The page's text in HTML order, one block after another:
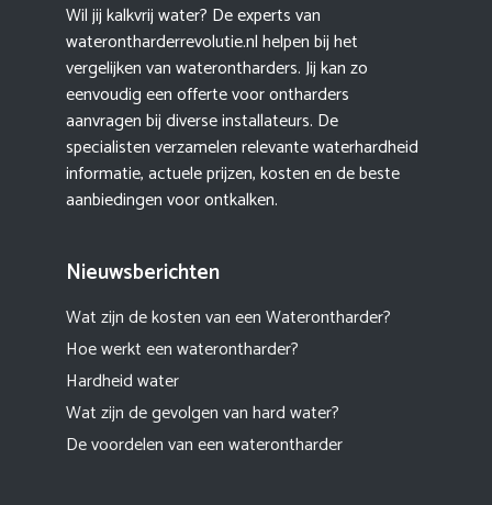
Wil jij kalkvrij water? De experts van
waterontharderrevolutie.nl helpen bij het
vergelijken van waterontharders. Jij kan zo
eenvoudig een offerte voor ontharders
aanvragen bij diverse installateurs. De
specialisten verzamelen relevante waterhardheid
informatie, actuele prijzen, kosten en de beste
aanbiedingen voor ontkalken.
Nieuwsberichten
Wat zijn de kosten van een Waterontharder?
Hoe werkt een waterontharder?
Hardheid water
Wat zijn de gevolgen van hard water?
De voordelen van een waterontharder